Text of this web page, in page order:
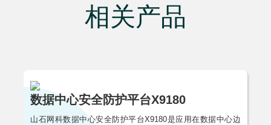
相关产品
数据中心安全防护平台X9180
山石网科数据中心安全防护平台X9180是应用在数据中心边